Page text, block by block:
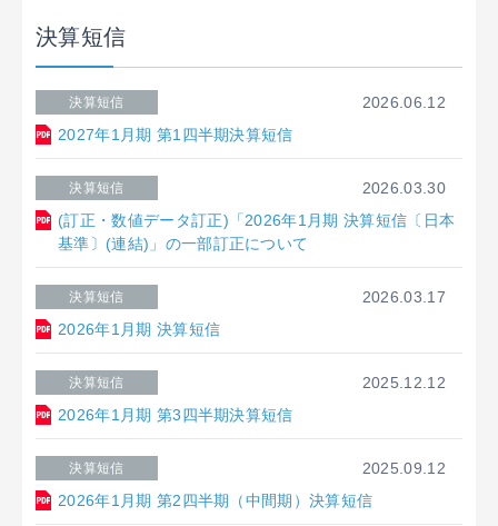
決算短信
決算短信
2026.06.12
2027年1月期 第1四半期決算短信
決算短信
2026.03.30
(訂正・数値データ訂正)「2026年1月期 決算短信〔日本
基準〕(連結)」の一部訂正について
決算短信
2026.03.17
2026年1月期 決算短信
決算短信
2025.12.12
2026年1月期 第3四半期決算短信
決算短信
2025.09.12
2026年1月期 第2四半期（中間期）決算短信